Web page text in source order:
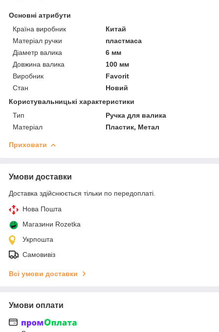
Основні атрибути
Країна виробник
Китай
Матеріал ручки
пластмаса
Діаметр валика
6 мм
Довжина валика
100 мм
Виробник
Favorit
Стан
Новий
Користувальницькі характеристики
Тип
Ручка для валика
Матеріал
Пластик, Метал
Приховати
Умови доставки
Доставка здійснюється тільки по передоплаті.
Нова Пошта
Магазини Rozetka
Укрпошта
Самовивіз
Всі умови доставки
Умови оплати